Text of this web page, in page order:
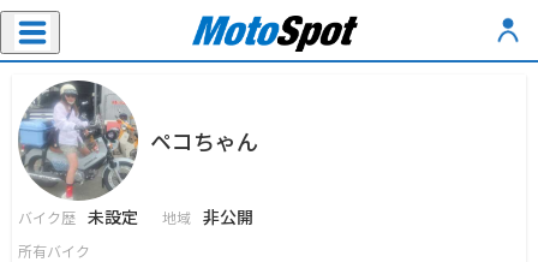
ペコちゃん
バイク歴 未設定 地域 非公開
所有バイク